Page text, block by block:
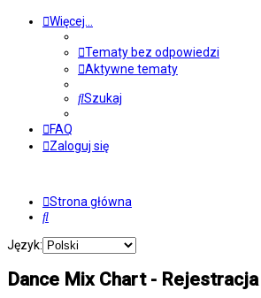
Więcej…
Tematy bez odpowiedzi
Aktywne tematy
Szukaj
FAQ
Zaloguj się
Strona główna
Szukaj
Język:
Dance Mix Chart - Rejestracja